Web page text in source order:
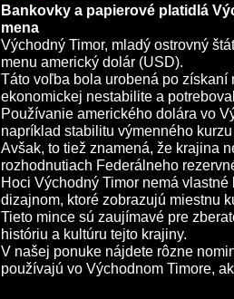
Bankovky a papierové platidlá
mena
Východný Timor, mladý ostrovný
menu americký dolár (USD).
Táto voľba bola urobená po
ekonomickej nestabilite a
Používanie amerického dolára vo
napríklad stabilitu výmenného
Avšak, to tiež znamená, že krajina
rozhodnutiach Federálneho
Hoci Východný Timor nemá
dizajnom, ktoré zobrazujú miestnu
Tieto mince sú zaujímavé pre
históriu a kultúru tejto krajiny.
V našej ponuke nájdete rôzne
používajú vo Východnom Timore,